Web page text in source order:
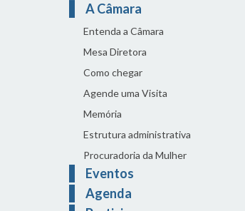
A Câmara
Entenda a Câmara
Mesa Diretora
Como chegar
Agende uma Visita
Memória
Estrutura administrativa
Procuradoria da Mulher
Eventos
Agenda